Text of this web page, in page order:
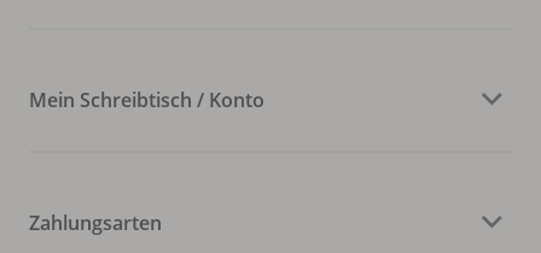
Mein Schreibtisch / Konto
Zahlungsarten